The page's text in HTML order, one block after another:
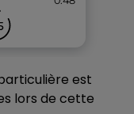
est
lors de cette